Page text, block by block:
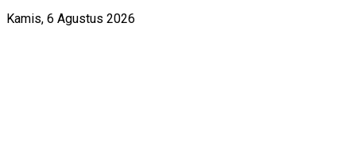
Kamis, 6 Agustus 2026